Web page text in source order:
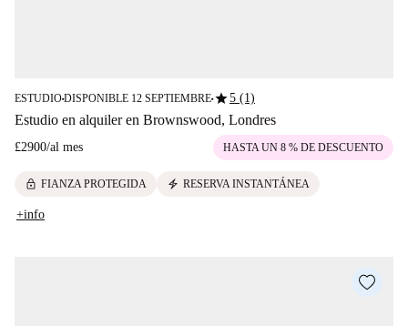
ESTUDIO■DISPONIBLE 12 SEPTIEMBRE■star5 (1)
Estudio en alquiler en Brownswood, Londres
£2900/al mes HASTA UN 8 % DE DESCUENTO
lock FIANZA PROTEGIDA electric_bolt RESERVA INSTANTÁNEA
+info